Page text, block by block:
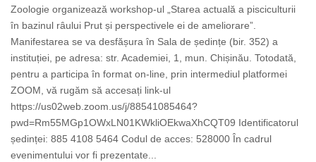
Zoologie organizează workshop-ul „Starea actuală a pisciculturii
în bazinul râului Prut și perspectivele ei de ameliorare”.
Manifestarea se va desfășura în Sala de ședințe (bir. 352) a
instituției, pe adresa: str. Academiei, 1, mun. Chișinău. Totodată,
pentru a participa în format on-line, prin intermediul platformei
ZOOM, vă rugăm să accesați link-ul
https://us02web.zoom.us/j/88541085464?
pwd=Rm55MGp1OWxLN01KWkliOEkwaXhCQT09 Identificatorul
ședinței: 885 4108 5464 Codul de acces: 528000 În cadrul
evenimentului vor fi prezentate...